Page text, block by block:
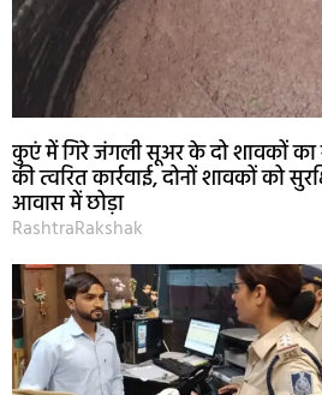
कुएं में गिरे जंगली सूअर के दो शावकों
की त्वरित कार्रवाई, दोनों शावकों को
आवास में छोड़ा
RashtraRakshak